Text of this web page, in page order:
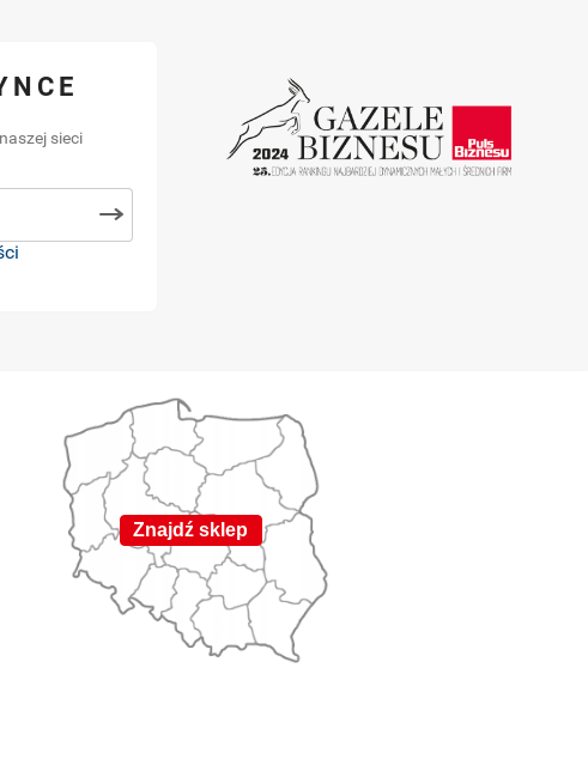
sieci
Znajdź sklep